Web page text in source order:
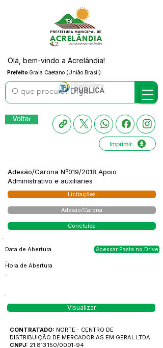
Prefeito Graia Caetano (União Brasil)
Olá, bem-vindo a Acrelândia!
Voltar
Imprimir
Adesão/Carona Nº019/2018 Apoio
Administrativo e auxiliaries
Licitações
Adesão/Carona
Concluída
Data de Abertura
-
Hora de Abertura
-
Acessar Pasta no Drive
Visualizar
CONTRATADO: NORTE - CENTRO DE
DISTRIBUIÇÃO DE MERCADORIAS EM GERAL LTDA
CNPJ: 21.813.150/0001-94